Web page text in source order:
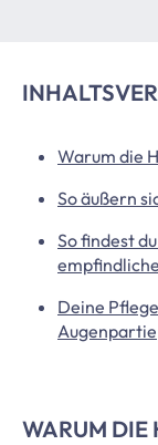
Warum die
So äußern
So findest
Deine
Augenpartie
WARUM DIE